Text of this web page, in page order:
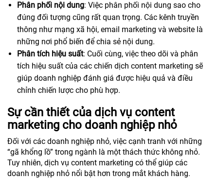
Phân phối nội dung: Việc phân phối nội dung sao cho
đúng đối tượng cũng rất quan trọng. Các kênh truyền
thông như mạng xã hội, email marketing và website là
những nơi phổ biến để chia sẻ nội dung.
Phân tích hiệu suất: Cuối cùng, việc theo dõi và phân
tích hiệu suất của các chiến dịch content marketing sẽ
giúp doanh nghiệp đánh giá được hiệu quả và điều
chỉnh chiến lược cho phù hợp.
Sự cần thiết của dịch vụ content
marketing cho doanh nghiệp nhỏ
Đối với các doanh nghiệp nhỏ, việc cạnh tranh với những
“gã khổng lồ” trong ngành là một thách thức không nhỏ.
Tuy nhiên, dịch vụ content marketing có thể giúp các
doanh nghiệp nhỏ nổi bật hơn trong mắt khách hàng.